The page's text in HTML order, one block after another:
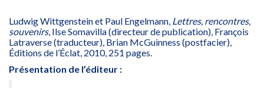
Ludwig Wittgenstein et Paul Engelmann, Lettres, rencontres,
souvenirs, Ilse Somavilla (directeur de publication), François
Latraverse (traducteur), Brian McGuinness (postfacier),
Éditions de l’Éclat, 2010, 251 pages.
Présentation de l’éditeur :